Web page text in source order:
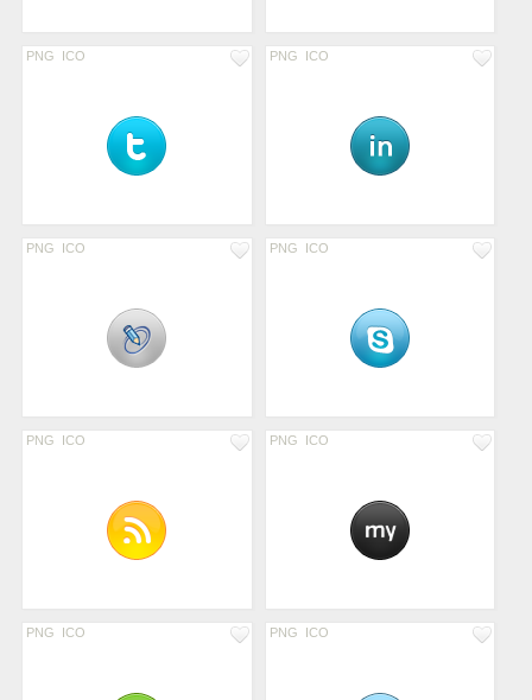
PNG ICO PNG ICO
PNG ICO PNG ICO
PNG ICO PNG ICO
PNG ICO PNG ICO